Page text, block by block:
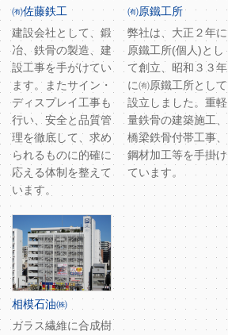
㈲佐藤鉄工
建設会社として、鍛
冶、鉄骨の製造、建
設工事を手がけてい
ます。またサイン・
ディスプレイ工事も
行い、安全と品質管
理を徹底して、求め
られるものに的確に
応える体制を整えて
います。
㈲原鐵工所
弊社は、大正２年に
原鐵工所(個人)とし
て創立、昭和３３年
に㈲原鐵工所として
設立しました。重軽
量鉄骨の建築施工、
橋梁鉄骨付帯工事、
鋼材加工等を手掛け
ています。
相模石油㈱
ガラス繊維に合成樹